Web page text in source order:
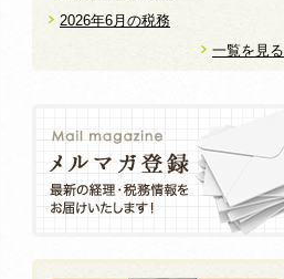
2026年6月の税務
一覧を見る